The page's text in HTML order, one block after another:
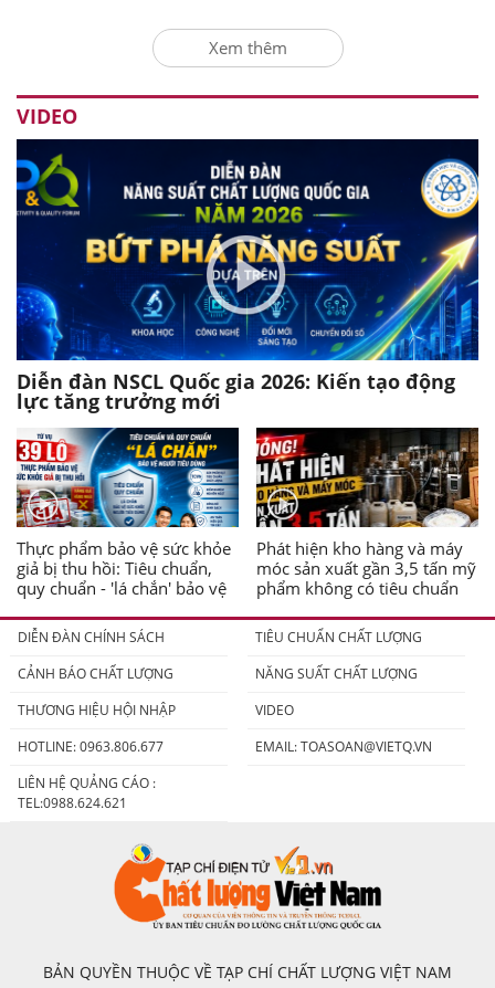
Xem thêm
VIDEO
Diễn đàn NSCL Quốc gia 2026: Kiến tạo động
lực tăng trưởng mới
Thực phẩm bảo vệ sức khỏe
giả bị thu hồi: Tiêu chuẩn,
quy chuẩn - 'lá chắn' bảo vệ
Phát hiện kho hàng và máy
móc sản xuất gần 3,5 tấn mỹ
phẩm không có tiêu chuẩn
DIỄN ĐÀN CHÍNH SÁCH
TIÊU CHUẨN CHẤT LƯỢNG
CẢNH BÁO CHẤT LƯỢNG
NĂNG SUẤT CHẤT LƯỢNG
THƯƠNG HIỆU HỘI NHẬP
VIDEO
HOTLINE: 0963.806.677
EMAIL:TOASOAN@VIETQ.VN
LIÊN HỆ QUẢNG CÁO :
TEL:0988.624.621
BẢN QUYỀN THUỘC VỀ TẠP CHÍ CHẤT LƯỢNG VIỆT NAM